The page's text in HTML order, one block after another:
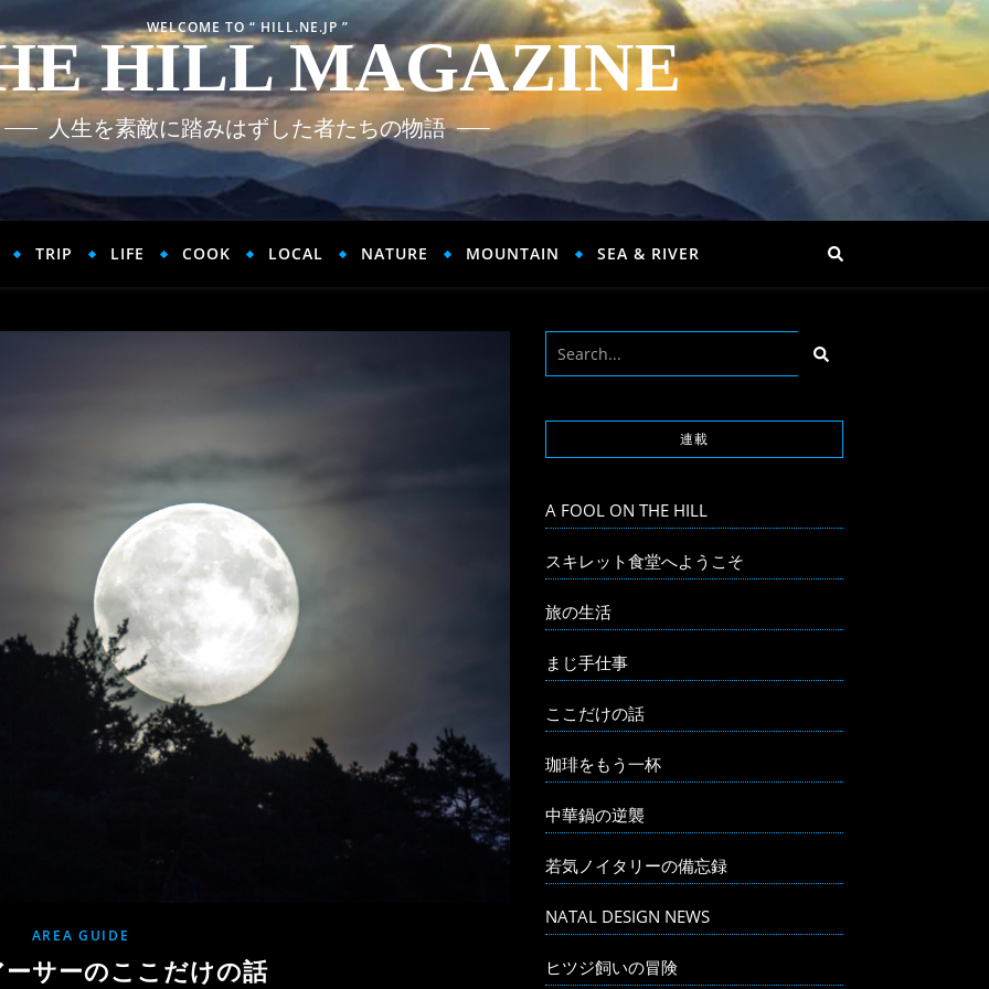
WELCOME TO “ HILL.NE.JP ”
HILL MAGAZINE
人生を素敵に踏みはずした者たちの物語
TRIP LIFE COOK LOCAL NATURE MOUNTAIN SEA & RIVER
AREA GUIDE
サーのここだけの話
連載
A FOOL ON THE HILL
スキレット食堂へようこそ
旅の生活
まじ手仕事
ここだけの話
珈琲をもう一杯
中華鍋の逆襲
若気ノイタリーの備忘録
NATAL DESIGN NEWS
ヒツジ飼いの冒険